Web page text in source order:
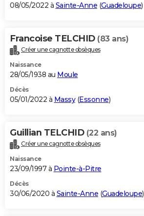
08/05/2022 à Sainte-Anne (Guadeloupe)
Francoise TELCHID (83 ans)
Créer une cagnotte obsèques
Naissance
28/05/1938 au Moule
Décès
05/01/2022 à Massy(Essonne)
Guillian TELCHID (22 ans)
Créer une cagnotte obsèques
Naissance
23/09/1997 à Pointe-à-Pitre
Décès
30/06/2020 à Sainte-Anne (Guadeloupe)